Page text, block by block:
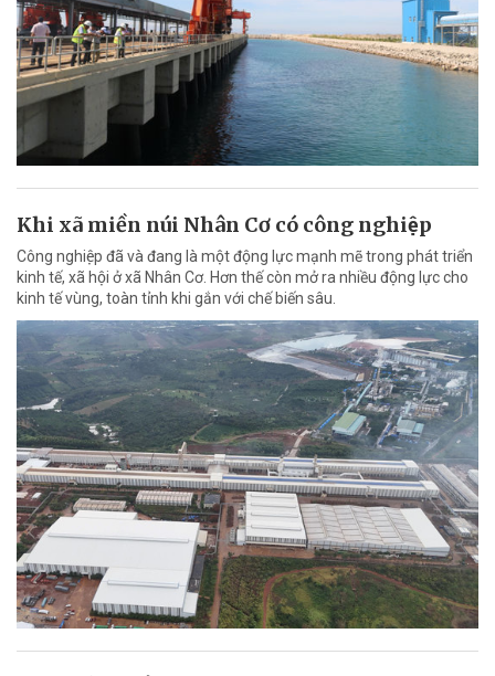
Khi xã miền núi Nhân Cơ có công nghiệp
Công nghiệp đã và đang là một động lực mạnh mẽ trong phát triển
kinh tế, xã hội ở xã Nhân Cơ. Hơn thế còn mở ra nhiều động lực cho
kinh tế vùng, toàn tỉnh khi gắn với chế biến sâu.